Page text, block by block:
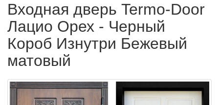
Входная дверь Termo-Door
Лацио Орех - Черный
Короб Изнутри Бежевый
матовый